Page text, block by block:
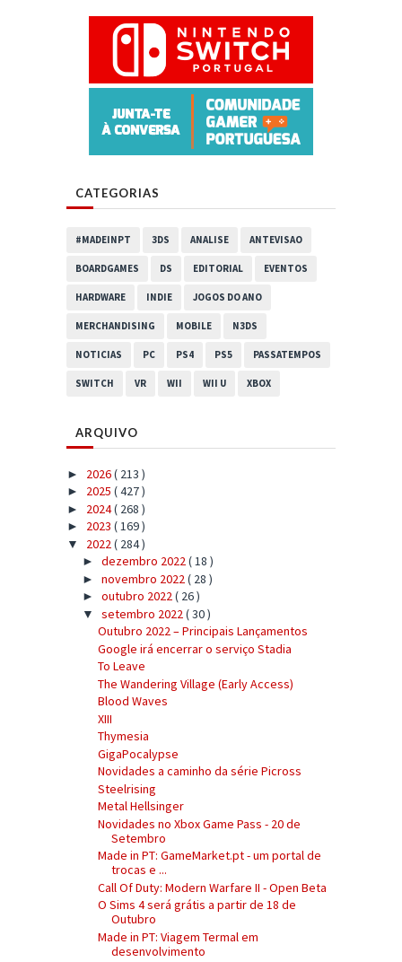
CATEGORIAS
#MADEINPT 3DS ANALISE ANTEVISAO
BOARDGAMES DS EDITORIAL EVENTOS
HARDWARE INDIE JOGOS DO ANO
MERCHANDISING MOBILE N3DS
NOTICIAS PC PS4 PS5 PASSATEMPOS
SWITCH VR WII WII U XBOX
ARQUIVO
► 2026( 213 )
► 2025 ( 427 )
► 2024( 268 )
► 2023 ( 169 )
▼ 2022( 284 )
► dezembro 2022( 18 )
► novembro 2022( 28 )
► outubro 2022( 26 )
▼ setembro 2022( 30 )
Outubro 2022 – Principais Lançamentos
Google irá encerrar o serviço Stadia
To Leave
The Wandering Village (Early Access)
Blood Waves
XIII
Thymesia
GigaPocalypse
Novidades a caminho da série Picross
Steelrising
Metal Hellsinger
Novidades no Xbox Game Pass - 20 de
Setembro
Made in PT: GameMarket.pt - um portal de
trocas e ...
Call Of Duty: Modern Warfare II - Open Beta
O Sims 4 será grátis a partir de 18 de
Outubro
Made in PT: Viagem Termal em
desenvolvimento